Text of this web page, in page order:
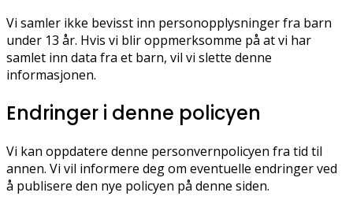
Vi samler ikke bevisst inn personopplysninger fra barn
under 13 år. Hvis vi blir oppmerksomme på at vi har
samlet inn data fra et barn, vil vi slette denne
informasjonen.
Endringer i denne policyen
Vi kan oppdatere denne personvernpolicyen fra tid til
annen. Vi vil informere deg om eventuelle endringer ved
å publisere den nye policyen på denne siden.